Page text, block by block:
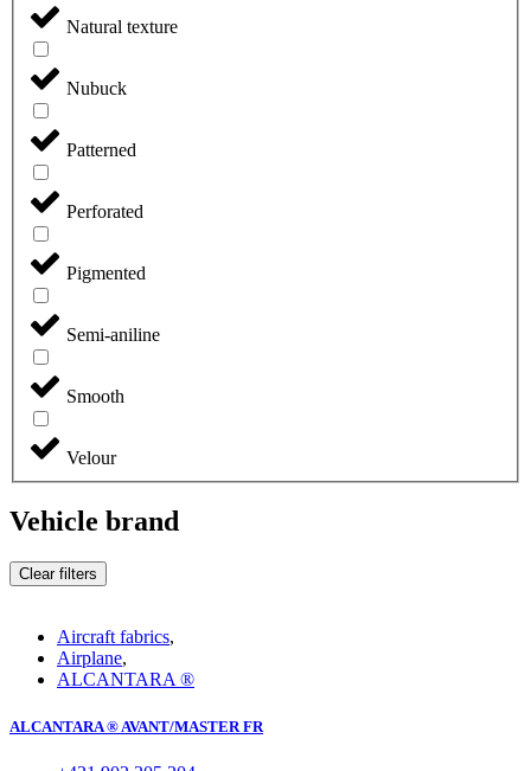
Natural texture
Nubuck
Patterned
Perforated
Pigmented
Semi-aniline
Smooth
Velour
Vehicle brand
Clear filters
Aircraft fabrics,
Airplane,
ALCANTARA ®
ALCANTARA ® AVANT/MASTER FR